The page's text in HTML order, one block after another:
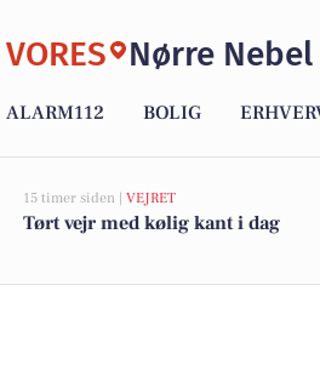
VORES Nørre Nebel
ALARM112 BOLIG
15 timer siden | VEJRET
Tørt vejr med kølig kant i dag